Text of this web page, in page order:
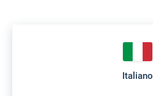
Italiano